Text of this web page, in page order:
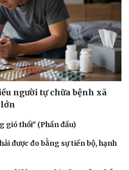
người tự chữa bệnh xã
gió thổi" (Phần đầu)
được đo bằng sự tiến bộ, hạnh